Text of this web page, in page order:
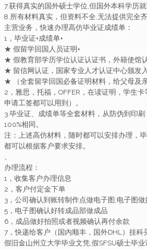
7.获得真实的国外硕士学位,但国外本科学历
8.所有材料真实，但资料不全,无法提供完全齐
主营业务，快速办理高仿毕业证成绩单：
1，毕业证+成绩单+
★ 假留学回国人员证明+
★ 假教育部学历学位认证认证书，外籍使馆
★ 留信网认证，国家专业人才认证中心颁发
★ （全套留学回国必备证明材料，给父母及
2，雅思，托福，OFFER，在读证明，学生
申请工签都可以用到）。
3.毕业证、成绩单等全套材料，从防伪到印
100%相同。
注：上述高仿材料，随时都可以安排办理，
都可以根据客户要求安排。
、
办理流程：
1，收集客户办理信息
2，客户付定金下单
3，公司确认到账转制作点做电子图;电子图
5，电子图确认好转成品部做成品
6，成品做好拍照或者视频确认再付余款
7，快递给客户（国内顺丰，国外DHL）挂科
假旧金山州立大学毕业文凭,假SFSU硕士毕